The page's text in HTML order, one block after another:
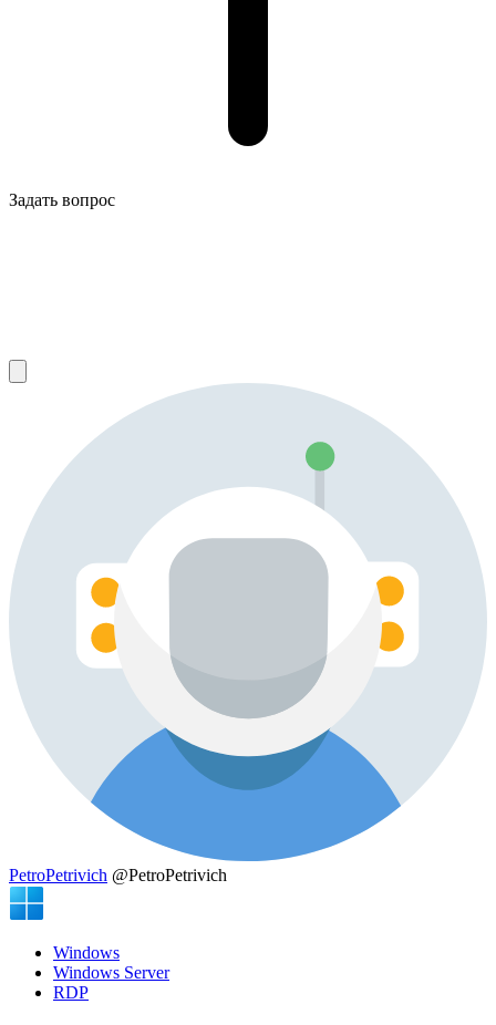
Задать вопрос
PetroPetrivich @PetroPetrivich
Windows
Windows Server
RDP